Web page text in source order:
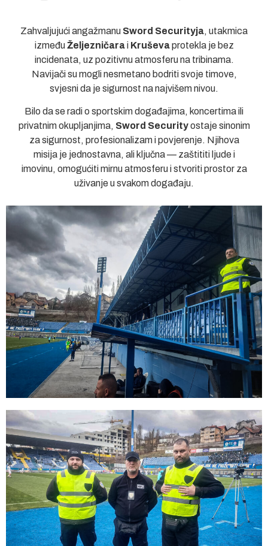
Zahvaljujući angažmanu Sword Securityja, utakmica
izmeđuŽeljezničarai Kruševaprotekla je bez
incidenata, uz pozitivnu atmosferu na tribinama.
Navijači su mogli nesmetano bodriti svoje timove,
svjesni da je sigurnost na najvišem nivou.
Bilo da se radi o sportskim događajima, koncertima ili
privatnim okupljanjima, Sword Securityostaje sinonim
za sigurnost, profesionalizam i povjerenje. Njihova
misija je jednostavna, ali ključna — zaštititi ljude i
imovinu, omogućiti mirnu atmosferu i stvoriti prostor za
uživanje u svakom događaju.